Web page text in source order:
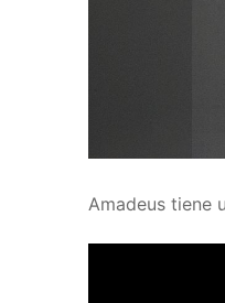
Amadeus tiene